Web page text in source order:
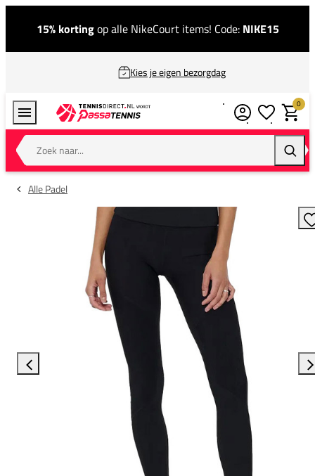
15% kortingop alle NikeCourt items! Code: NIKE15
Kies je eigen bezorgdag
Zoek naar...
0
Alle Padel